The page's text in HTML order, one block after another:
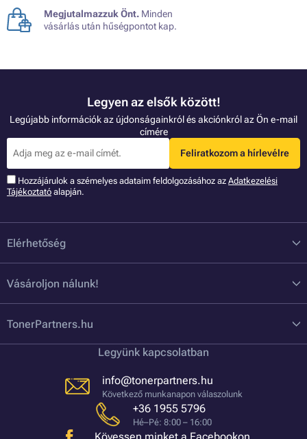
Megjutalmazzuk Önt. Minden
vásárlás után hűségpontot kap.
Legyen az elsők között!
Legújabb információk az újdonságainkról és akciónkról az Ön e-mail
címére
Feliratkozom a hírlevélre
Hozzájárulok a szémelyes adataim feldolgozásához az Adatkezelési
Tájékoztató alapján.
Elérhetőség
Vásároljon nálunk!
TonerPartners.hu
Legyünk kapcsolatban
info@tonerpartners.hu
Következő munkanapon válaszolunk
+36 1955 5796
Hé–Pé: 8:00 – 16:00